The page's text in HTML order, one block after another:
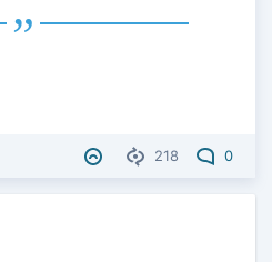
218 0